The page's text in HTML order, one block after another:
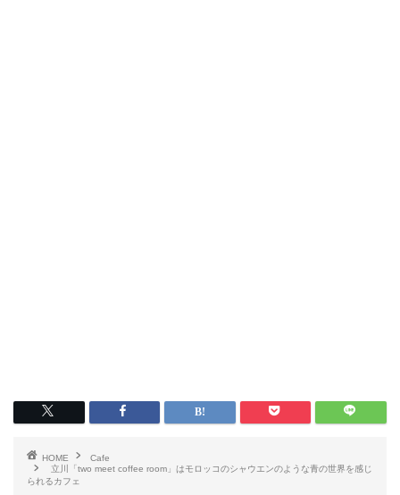
HOME
Cafe
立川「two meet coffee room」はモロッコのシャウエンのような青の世界を感じ
られるカフェ